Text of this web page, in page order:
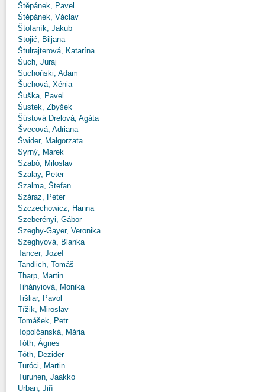
Štěpánek, Pavel
Štěpánek, Václav
Štofaník, Jakub
Stojić, Biljana
Štulrajterová, Katarína
Šuch, Juraj
Suchoński, Adam
Šuchová, Xénia
Šuška, Pavel
Šustek, Zbyšek
Šústová Drelová, Agáta
Švecová, Adriana
Świder, Małgorzata
Syrný, Marek
Szabó, Miloslav
Szalay, Peter
Szalma, Štefan
Száraz, Peter
Szczechowicz, Hanna
Szeberényi, Gábor
Szeghy-Gayer, Veronika
Szeghyová, Blanka
Tancer, Jozef
Tandlich, Tomáš
Tharp, Martin
Tihányiová, Monika
Tišliar, Pavol
Tížik, Miroslav
Tomášek, Petr
Topolčanská, Mária
Tóth, Ágnes
Tóth, Dezider
Turóci, Martin
Turunen, Jaakko
Urban, Jiří